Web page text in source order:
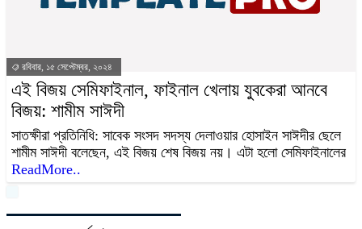
রবিবার, ১৫ সেপ্টেম্বর, ২০২৪
এই বিজয় সেমিফাইনাল, ফাইনাল খেলায় যুবকেরা আনবে
বিজয়: শামীম সাঈদী
সাতক্ষীরা প্রতিনিধি: সাবেক সংসদ সদস্য দেলাওয়ার হোসাইন সাঈদীর ছেলে
শামীম সাঈদী বলেছেন, এই বিজয় শেষ বিজয় নয়। এটা হলো সেমিফাইনালের
ReadMore..